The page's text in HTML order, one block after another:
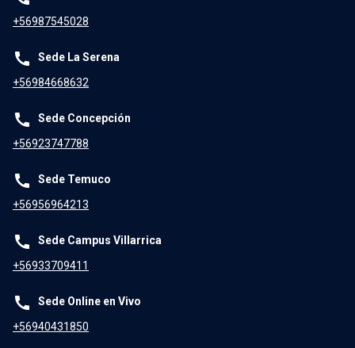
+56987545028
call
Sede La Serena
+56984668632
call
Sede Concepción
+56923747788
call
Sede Temuco
+56956964213
call
Sede Campus Villarrica
+56933709411
call
Sede Online en Vivo
+56940431850